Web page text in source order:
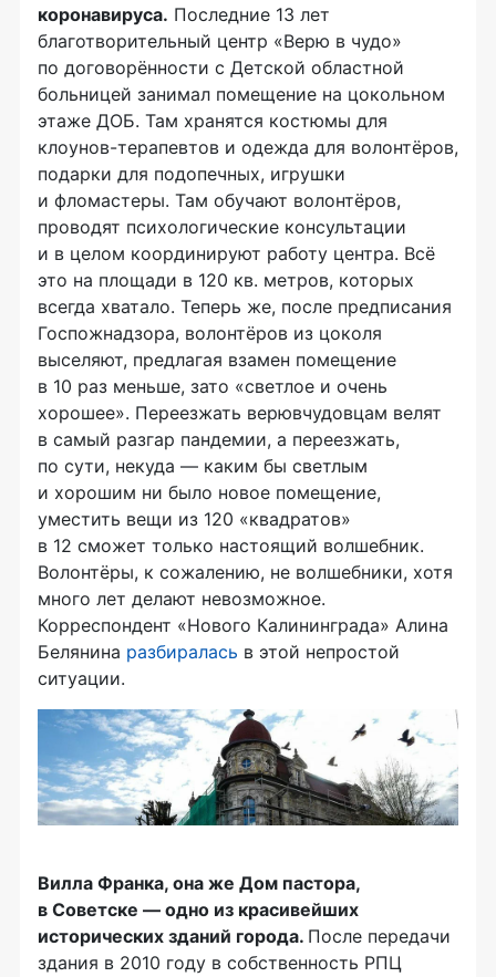
коронавируса. Последние 13 лет
благотворительный центр «Верю в чудо»
по договорённости с Детской областной
больницей занимал помещение на цокольном
этаже ДОБ. Там хранятся костюмы для
клоунов-терапевтов и одежда для волонтёров,
подарки для подопечных, игрушки
и фломастеры. Там обучают волонтёров,
проводят психологические консультации
и в целом координируют работу центра. Всё
это на площади в 120 кв. метров, которых
всегда хватало. Теперь же, после предписания
Госпожнадзора, волонтёров из цоколя
выселяют, предлагая взамен помещение
в 10 раз меньше, зато «светлое и очень
хорошее». Переезжать верювчудовцам велят
в самый разгар пандемии, а переезжать,
по сути, некуда — каким бы светлым
и хорошим ни было новое помещение,
уместить вещи из 120 «квадратов»
в 12 сможет только настоящий волшебник.
Волонтёры, к сожалению, не волшебники, хотя
много лет делают невозможное.
Корреспондент «Нового Калининграда» Алина
Белянина разбиралась в этой непростой
ситуации.
Вилла Франка, она же Дом пастора,
в Советске — одно из красивейших
исторических зданий города. После передачи
здания в 2010 году в собственность РПЦ